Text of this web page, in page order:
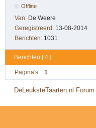
Offline
Van: De Weere
Geregistreerd: 13-08-2014
Berichten: 1031
Berichten [ 4 ]
Pagina's 1
DeLeuksteTaarten.nl Forum